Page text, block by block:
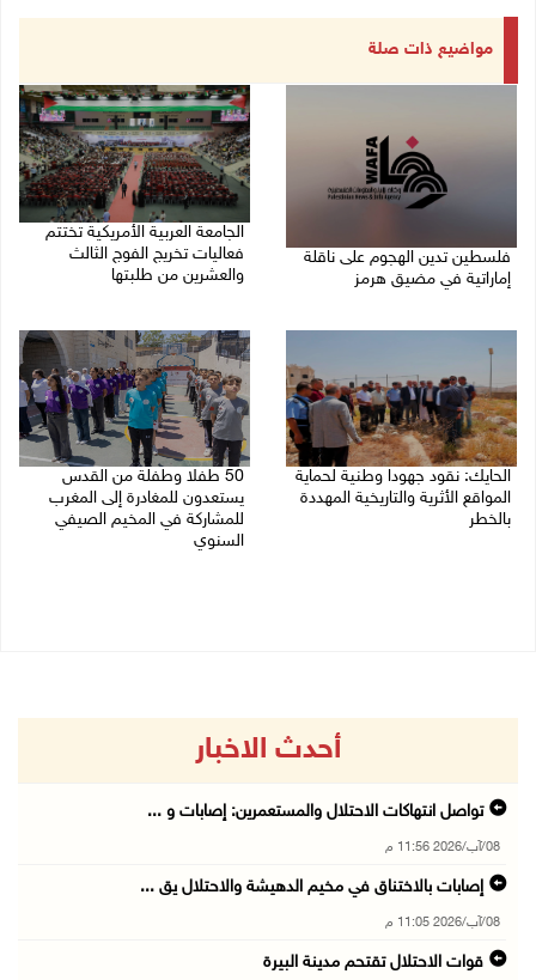
مواضيع ذات صلة
فلسطين تدين الهجوم على ناقلة
إماراتية في مضيق هرمز
الجامعة العربية الأمريكية تختتم
فعاليات تخريج الفوج الثالث
والعشرين من طلبتها
الحايك: نقود جهودا وطنية لحماية
المواقع الأثرية والتاريخية المهددة
بالخطر
50 طفلا وطفلة من القدس
يستعدون للمغادرة إلى المغرب
للمشاركة في المخيم الصيفي
السنوي
أحدث الاخبار
تواصل انتهاكات الاحتلال والمستعمرين: إصابات و ...
08/آب/2026 11:56 م
إصابات بالاختناق في مخيم الدهيشة والاحتلال يق ...
08/آب/2026 11:05 م
قوات الاحتلال تقتحم مدينة البيرة